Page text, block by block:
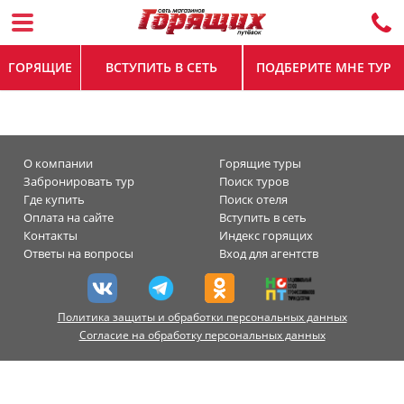
ГОРЯЩИЕ ВСТУПИТЬ В СЕТЬ ПОДБЕРИТЕ МНЕ ТУР
О компании
Горящие туры
Забронировать тур
Поиск туров
Где купить
Поиск отеля
Оплата на сайте
Вступить в сеть
Контакты
Индекс горящих
Ответы на вопросы
Вход для агентств
Политика защиты и обработки персональных данных
Согласие на обработку персональных данных